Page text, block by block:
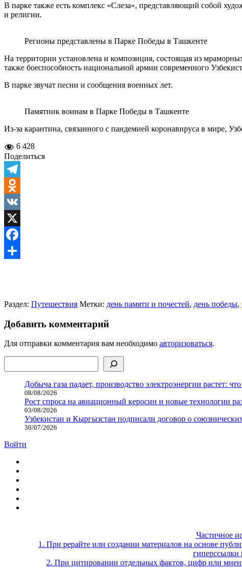
В парке также есть комплекс «Слеза», представляющий собой
и религии.
Регионы представлены в Парке Победы в Ташкенте
На территории установлена и композиция, состоящая из
также боеспособность национальной армии современного
В парке звучат песни и сообщения военных лет.
Памятник воинам в Парке Победы в Ташкенте
Из-за карантина, связанного с пандемией коронавируса в мире,
6 428
Поделиться
Telegram
Odnoklassniki
VK
X
Facebook
Раздел: Путешествия Метки: день памяти и почестей, день победы,
Добавить комментарий
Для отправки комментария вам необходимо авторизоваться.
Добыча газа падает, производство электроэнергии растет:
08/08/2026
Рост спроса на авиационный керосин и новые технологии
03/08/2026
Узбекистан и Кыргызстан подписали договор о
30/07/2026
Войти
Частичное
1. При рерайте или создании материалов на основе
гиперссылки
2. При цитировании отдельных фактов, цифр или